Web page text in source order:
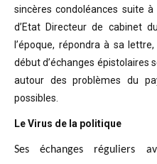
sincères condoléances suite à
d’Etat Directeur de cabinet
l’époque, répondra à sa
début d’échanges épistolaires
autour des problèmes du
possibles.
Le Virus de la politique
Ses échanges réguliers